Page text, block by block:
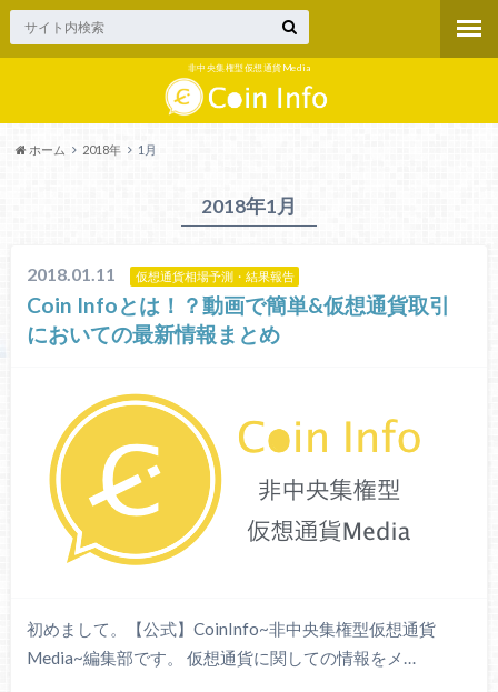
非中央集権型仮想通貨Media
ホーム 2018年 1月
2018年1月
2018.01.11 仮想通貨相場予測・結果報告
Coin Infoとは！？動画で簡単&仮想通貨取引
においての最新情報まとめ
初めまして。【公式】CoinInfo~非中央集権型仮想通貨
Media~編集部です。 仮想通貨に関しての情報をメ…